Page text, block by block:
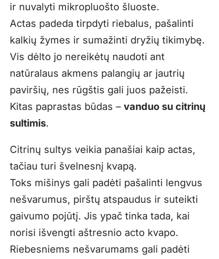
ir nuvalyti mikropluošto šluoste.
Actas padeda tirpdyti riebalus, pašalinti
kalkių žymes ir sumažinti dryžių tikimybę.
Vis dėlto jo nereikėtų naudoti ant
natūralaus akmens palangių ar jautrių
paviršių, nes rūgštis gali juos pažeisti.
Kitas paprastas būdas – vanduo su citrinų
sultimis.
Citrinų sultys veikia panašiai kaip actas,
tačiau turi švelnesnį kvapą.
Toks mišinys gali padėti pašalinti lengvus
nešvarumus, pirštų atspaudus ir suteikti
gaivumo pojūtį. Jis ypač tinka tada, kai
norisi išvengti aštresnio acto kvapo.
Riebesniems nešvarumams gali padėti